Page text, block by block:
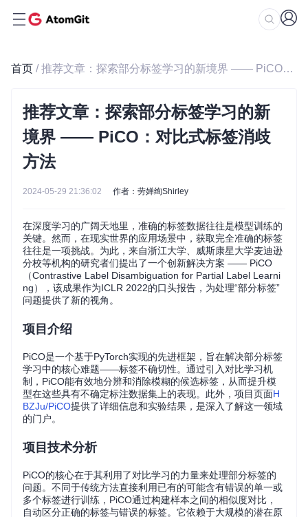
首页 / 推荐文章：探索部分标签学习的新境界 —— PiCO：对比式标签消歧方法
推荐文章：探索部分标签学习的新
境界 —— PiCO：对比式标签消歧
方法
2024-05-29 21:36:02 作者：劳婵绚Shirley
在深度学习的广阔天地里，准确的标签数据往往是模型训练的
关键。然而，在现实世界的应用场景中，获取完全准确的标签
往往是一项挑战。为此，来自浙江大学、威斯康星大学麦迪逊
分校等机构的研究者们提出了一个创新解决方案 —— PiCO
（Contrastive Label Disambiguation for Partial Label Learni
ng），该成果作为ICLR 2022的口头报告，为处理“部分标签”
问题提供了新的视角。
项目介绍
PiCO是一个基于PyTorch实现的先进框架，旨在解决部分标签
学习中的核心难题——标签不确切性。通过引入对比学习机
制，PiCO能有效地分辨和消除模糊的候选标签，从而提升模
型在这些具有不确定标注数据集上的表现。此外，项目页面H
BZJu/PiCO提供了详细信息和实验结果，是深入了解这一领域
的门户。
项目技术分析
PiCO的核心在于其利用了对比学习的力量来处理部分标签的
问题。不同于传统方法直接利用已有的可能含有错误的单一或
多个标签进行训练，PiCO通过构建样本之间的相似度对比，
自动区分正确的标签与错误的标签。它依赖于大规模的潜在原